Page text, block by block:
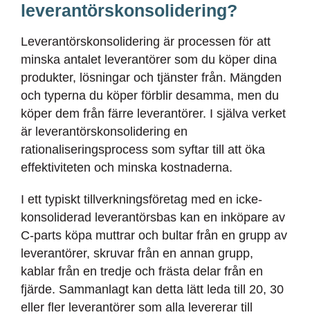
leverantörskonsolidering?
Leverantörskonsolidering är processen för att
minska antalet leverantörer som du köper dina
produkter, lösningar och tjänster från. Mängden
och typerna du köper förblir desamma, men du
köper dem från färre leverantörer. I själva verket
är leverantörskonsolidering en
rationaliseringsprocess som syftar till att öka
effektiviteten och minska kostnaderna.
I ett typiskt tillverkningsföretag med en icke-
konsoliderad leverantörsbas kan en inköpare av
C-parts köpa muttrar och bultar från en grupp av
leverantörer, skruvar från en annan grupp,
kablar från en tredje och frästa delar från en
fjärde. Sammanlagt kan detta lätt leda till 20, 30
eller fler leverantörer som alla levererar till